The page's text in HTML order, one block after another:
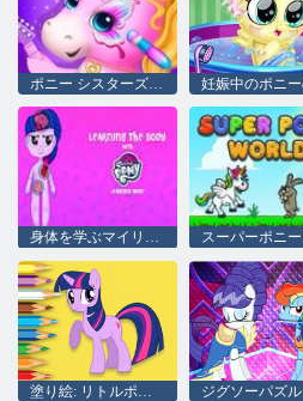
ポニー シスターズ ミュージック バンド